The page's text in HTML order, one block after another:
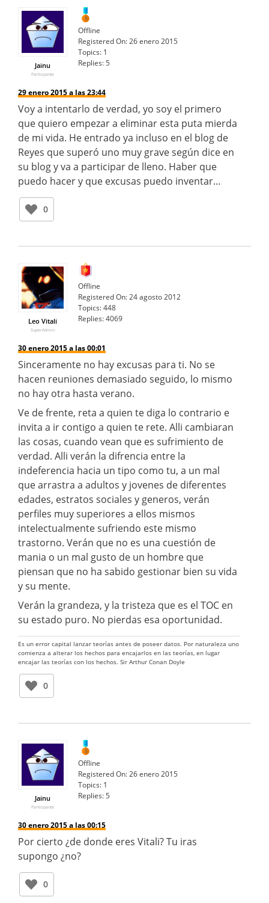
Jainu
Participante
Offline
Registered On:26 enero 2015
Topics: 1
Replies:5
29 enero 2015 a las 23:44
Voy a intentarlo de verdad, yo soy el primero
que quiero empezar a eliminar esta puta mierda
de mi vida. He entrado ya incluso en el blog de
Reyes que superó uno muy grave según dice en
su blog y va a participar de lleno. Haber que
puedo hacer y que excusas puedo inventar…
0
Leo Vitali
SuperAdmin
Offline
Registered On:24 agosto 2012
Topics:448
Replies:4069
30 enero 2015 a las 00:01
Sinceramente no hay excusas para ti. No se
hacen reuniones demasiado seguido, lo mismo
no hay otra hasta verano.
Ve de frente, reta a quien te diga lo contrario e
invita a ir contigo a quien te rete. Alli cambiaran
las cosas, cuando vean que es sufrimiento de
verdad. Alli verán la difrencia entre la
indeferencia hacia un tipo como tu, a un mal
que arrastra a adultos y jovenes de diferentes
edades, estratos sociales y generos, verán
perfiles muy superiores a ellos mismos
intelectualmente sufriendo este mismo
trastorno. Verán que no es una cuestión de
mania o un mal gusto de un hombre que
piensan que no ha sabido gestionar bien su vida
y su mente.
Verán la grandeza, y la tristeza que es el TOC en
su estado puro. No pierdas esa oportunidad.
Es un error capital lanzar teorías antes de poseer datos. Por naturaleza uno
comienza a alterar los hechos para encajarlos en las teorías, en lugar
encajar las teorías con los hechos. Sir Arthur Conan Doyle
0
Jainu
Participante
Offline
Registered On:26 enero 2015
Topics: 1
Replies:5
30 enero 2015 a las 00:15
Por cierto ¿de donde eres Vitali? Tu iras
supongo ¿no?
0